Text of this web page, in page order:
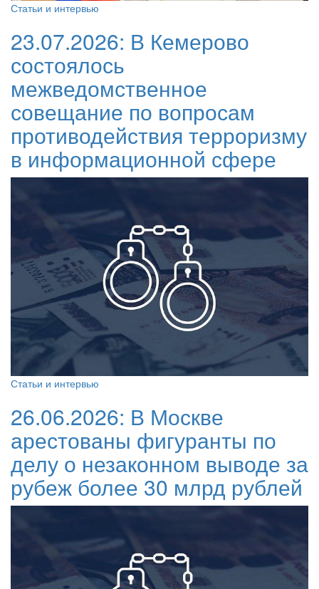
Статьи и интервью
23.07.2026: В Кемерово
состоялось
межведомственное
совещание по вопросам
противодействия терроризму
в информационной сфере
Статьи и интервью
26.06.2026: В Москве
арестованы фигуранты по
делу о незаконном выводе за
рубеж более 30 млрд рублей